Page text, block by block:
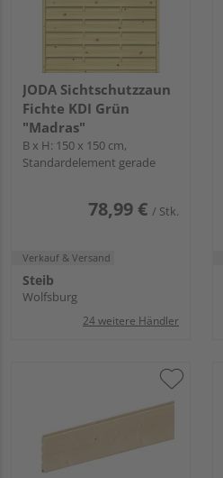
JODA Sichtschutzzaun
Fichte KDI Grün
"Madras"
B x H: 150 x 150 cm,
Standardelement gerade
78,99 € / Stk.
Verkauf & Versand
Steib
Wolfsburg
24 weitere Händler